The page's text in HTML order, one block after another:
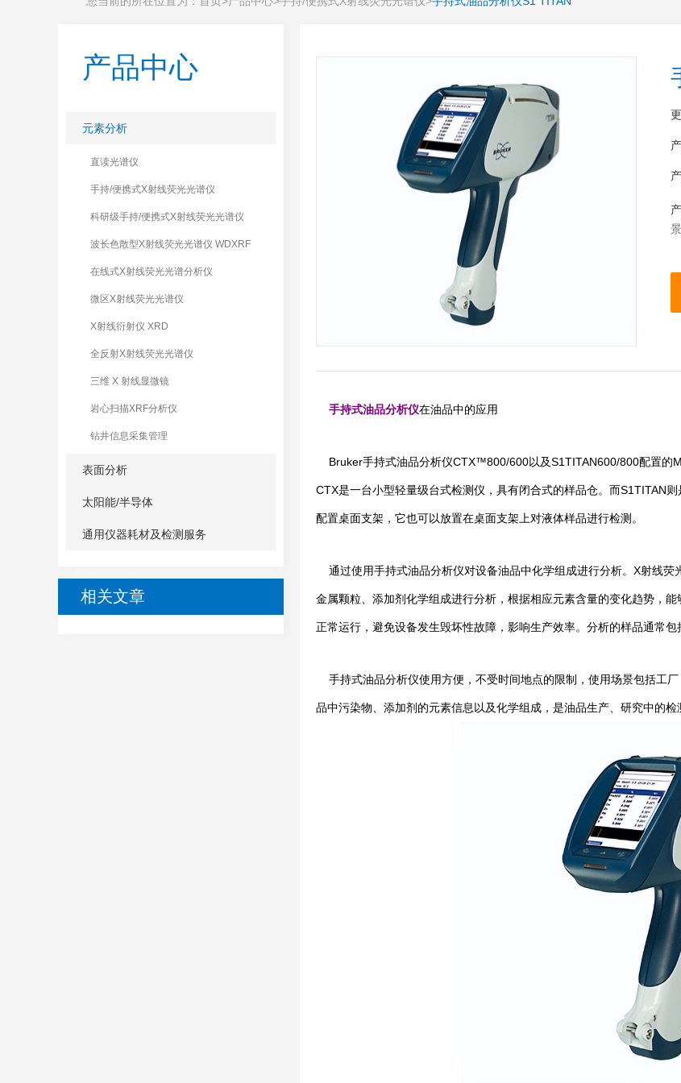
产品中心
元素分析
直读光谱仪
手持/便携式X射线荧光光谱仪
科研级手持/便携式X射线荧光光谱仪
波长色散型X射线荧光光谱仪 WDXRF
在线式X射线荧光光谱分析仪
微区X射线荧光光谱仪
X射线衍射仪 XRD
全反射X射线荧光光谱仪
三维 X 射线显微镜
岩心扫描XRF分析仪
钻井信息采集管理
表面分析
太阳能/半导体
通用仪器耗材及检测服务
相关文章
手持式油品分析仪在油品中的应用
Bruker手持式油品分析仪CTX™800/600以及S1TITAN600/800配置的
CTX是一台小型轻量级台式检测仪，具有闭合式的样品仓。而S1TITAN
配置桌面支架，它也可以放置在桌面支架上对液体样品进行检测。
通过使用手持式油品分析仪对设备油品中化学组成进行分析。X射线
金属颗粒、添加剂化学组成进行分析，根据相应元素含量的变化趋势，
正常运行，避免设备发生毁坏性故障，影响生产效率。分析的样品通常
手持式油品分析仪使用方便，不受时间地点的限制，使用场景包括工
品中污染物、添加剂的元素信息以及化学组成，是油品生产、研究中的检